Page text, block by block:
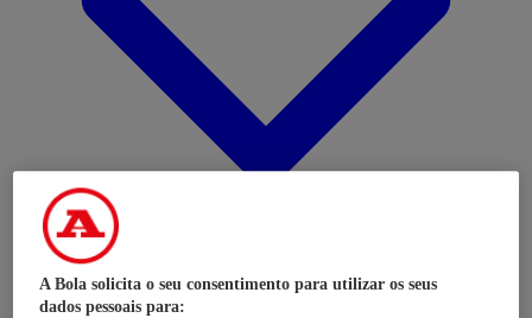
A Bola solicita o seu consentimento para utilizar os seus
dados pessoais para: